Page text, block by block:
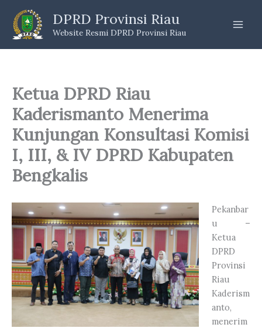
content
DPRD Provinsi Riau
Website Resmi DPRD Provinsi Riau
Ketua DPRD Riau
Kaderismanto Menerima
Kunjungan Konsultasi Komisi
I, III, & IV DPRD Kabupaten
Bengkalis
Pekanbar
u –
Ketua
DPRD
Provinsi
Riau
Kaderism
anto,
menerim